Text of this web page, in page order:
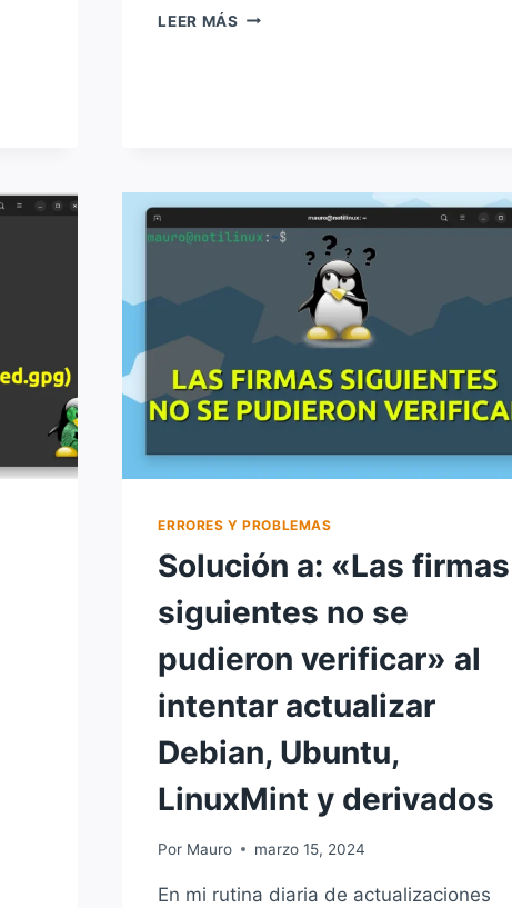
LEER MÁS DEFINICIONES
ERRORES Y PROBLEMAS
Solución a: «Las firmas
siguientes no se
pudieron verificar» al
intentar actualizar
Debian, Ubuntu,
LinuxMint y derivados
Por Mauro marzo 15, 2024
En mi rutina diaria de actualizaciones